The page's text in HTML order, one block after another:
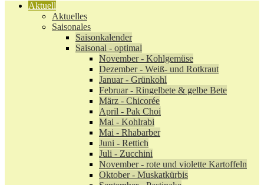
Aktuell
Aktuelles
Saisonales
Saisonkalender
Saisonal - optimal
November - Kohlgemüse
Dezember - Weiß- und Rotkraut
Januar - Grünkohl
Februar - Ringelbete & gelbe Bete
März - Chicorée
April - Pak Choi
Mai - Kohlrabi
Mai - Rhabarber
Juni - Rettich
Juli - Zucchini
November - rote und violette Kartoffeln
Oktober - Muskatkürbis